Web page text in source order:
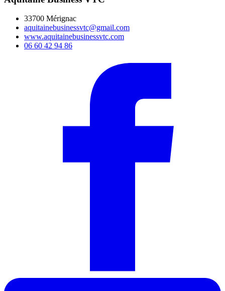
33700 Mérignac
aquitainebusinessvtc@gmail.com
www.aquitainebusinessvtc.com
06 60 42 94 86